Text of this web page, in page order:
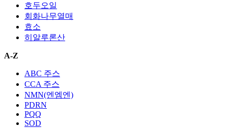
호두오일
회화나무열매
효소
히알루론산
A-Z
ABC 주스
CCA 주스
NMN(엔엠엔)
PDRN
PQQ
SOD